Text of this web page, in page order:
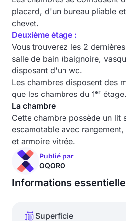
placard, d'un bureau pliable
chevet.
Deuxième étage :
Vous trouverez les 2
salle de bain (baignoire,
disposant d'un wc.
Les chambres disposent des
que les chambres du 1ᵉʳ étage.
La chambre
Cette chambre possède un lit
escamotable avec
et armoire vitrée.
Publié par
OQORO
Informations
Superficie